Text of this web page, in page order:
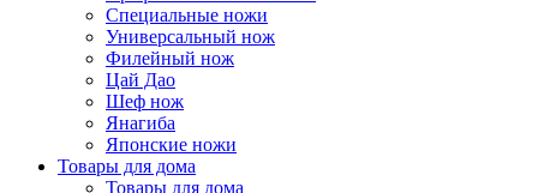
Специальные ножи
Универсальный нож
Филейный нож
Цай Дао
Шеф нож
Янагиба
Японские ножи
Товары для дома
Товары для дома